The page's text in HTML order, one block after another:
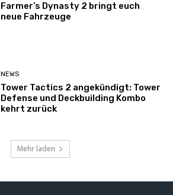
Farmer’s Dynasty 2 bringt euch
neue Fahrzeuge
NEWS
Tower Tactics 2 angekündigt: Tower
Defense und Deckbuilding Kombo
kehrt zurück
Mehr laden